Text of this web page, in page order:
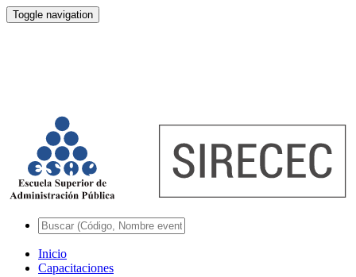
Toggle navigation
Inicio
Capacitaciones